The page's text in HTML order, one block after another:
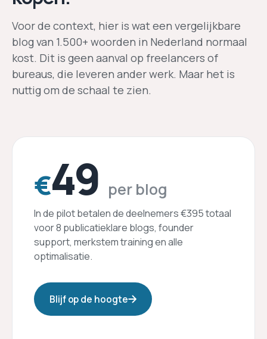
Voor de context, hier is wat een vergelijkbare
blog van 1.500+ woorden in Nederland normaal
kost. Dit is geen aanval op freelancers of
bureaus, die leveren ander werk. Maar het is
nuttig om de schaal te zien.
€49 per blog
In de pilot betalen de deelnemers €395 totaal
voor 8 publicatieklare blogs, founder
support, merkstem training en alle
optimalisatie.
Blijf op de hoogte